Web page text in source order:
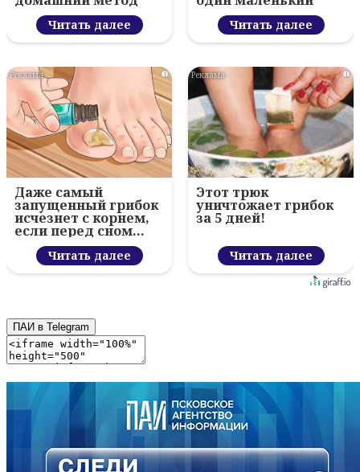
Читать далее
секрет
Читать далее
i
Даже самый
запущенный грибок
исчезнет с корнем,
если перед сном…
Читать далее
i
Этот трюк
уничтожает грибок
за 5 дней!
Читать далее
ПАИ в Telegram